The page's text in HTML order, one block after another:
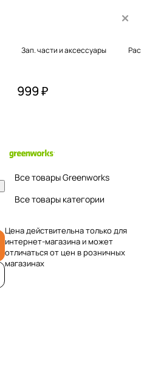
Зап. части и аксессуары
999 ₽
Все товары Greenworks
Все товары категории
Цена действительна только для
интернет-магазина и может
отличаться от цен в розничных
магазинах